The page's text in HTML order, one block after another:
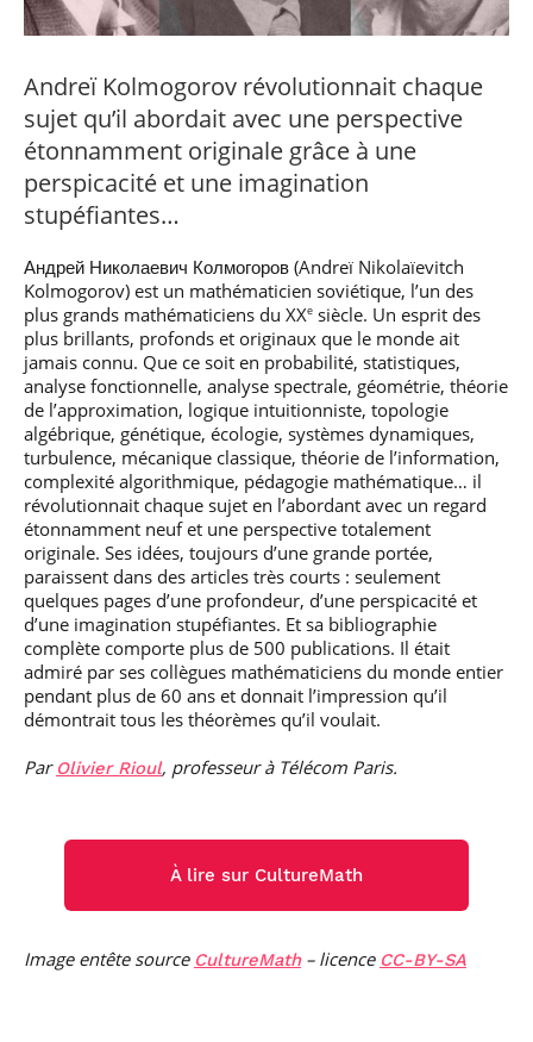
S’engager à Télécom
Paris
responsable : nos
élèves impliqués
Parcours Numérique
Enquête 1er emploi
Corps des Mines
donnant accès aux
Corps techniques de
l’État
Artificielle en
alternance
Expert
cybersécurité des
réseaux et des
systèmes
d’information
Intelligence
Data & MLops
Intelligence
Artificielle
multimodale et
autonome
Je suis élève en
situation de
Vous êtes admis,
préparez votre
arrivée
Financement
solutions Mastère
Spécialisé
Brochures &
contacts
Événements des
formations de
Mastère Spécialisé
professionnel
• Journaliste
• Diplômé
• Créateur d’entreprise
Andreï Kolmogorov révolutionnait chaque
sujet qu’il abordait avec une perspective
étonnamment originale grâce à une
perspicacité et une imagination
stupéfiantes…
Андрей Николаевич Колмогоров (Andreï Nikolaïevitch
Kolmogorov) est un mathématicien soviétique, l’un des
plus grands mathématiciens du XXe siècle. Un esprit des
plus brillants, profonds et originaux que le monde ait
jamais connu. Que ce soit en probabilité, statistiques,
analyse fonctionnelle, analyse spectrale, géométrie, théorie
de l’approximation, logique intuitionniste, topologie
algébrique, génétique, écologie, systèmes dynamiques,
turbulence, mécanique classique, théorie de l’information,
complexité algorithmique, pédagogie mathématique… il
révolutionnait chaque sujet en l’abordant avec un regard
étonnamment neuf et une perspective totalement
originale. Ses idées, toujours d’une grande portée,
paraissent dans des articles très courts : seulement
quelques pages d’une profondeur, d’une perspicacité et
d’une imagination stupéfiantes. Et sa bibliographie
complète comporte plus de 500 publications. Il était
admiré par ses collègues mathématiciens du monde entier
pendant plus de 60 ans et donnait l’impression qu’il
démontrait tous les théorèmes qu’il voulait.
Par Olivier Rioul, professeur à Télécom Paris.
À lire sur CultureMath
Image entête source CultureMath– licence CC-BY-SA